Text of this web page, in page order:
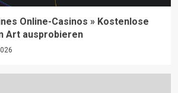
Online-Casinos » Kostenlose
Art ausprobieren